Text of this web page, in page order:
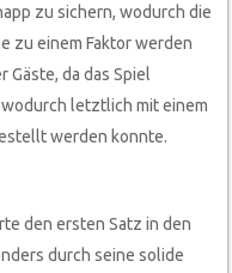
zu sichern, wodurch die
zu einem Faktor werden
Gäste, da das Spiel
letztlich mit einem
werden konnte.
den ersten Satz in den
durch seine solide